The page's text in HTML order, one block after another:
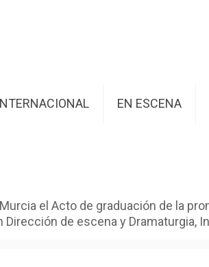
EN ESCENA
el Acto de graduación de la
de escena y Dramaturgia,